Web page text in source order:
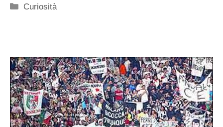
Categorie
Curiosità